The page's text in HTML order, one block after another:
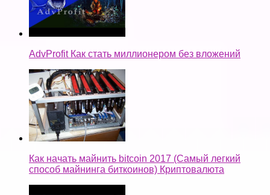
AdvProfit Как стать миллионером без вложений
Как начать майнить bitcoin 2017 (Самый легкий
способ майнинга биткоинов) Криптовалюта